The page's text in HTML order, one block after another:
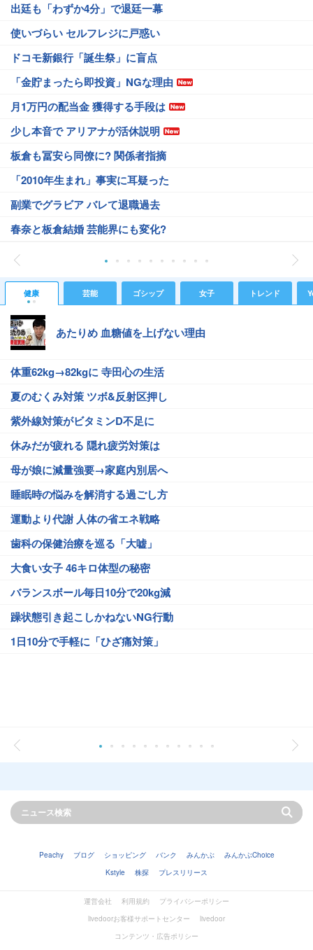
出廷も「わずか4分」で退廷一幕
使いづらい セルフレジに戸惑い
ドコモ新銀行「誕生祭」に盲点
「金貯まったら即投資」NGな理由
月1万円の配当金 獲得する手段は
少し本音で アリアナが活休説明
板倉も冨安ら同僚に? 関係者指摘
「2010年生まれ」事実に耳疑った
副業でグラビア バレて退職過去
春奈と板倉結婚 芸能界にも変化?
健康 芸能 ゴシップ 女子 トレンド
あたりめ 血糖値を上げない理由
体重62kg→82kgに 寺田心の生活
夏のむくみ対策 ツボ&反射区押し
紫外線対策がビタミンD不足に
休みだが疲れる 隠れ疲労対策は
母が娘に減量強要→家庭内別居へ
睡眠時の悩みを解消する過ごし方
運動より代謝 人体の省エネ戦略
歯科の保健治療を巡る「大嘘」
大食い女子 46キロ体型の秘密
バランスボール毎日10分で20kg減
躁状態引き起こしかねないNG行動
1日10分で手軽に「ひざ痛対策」
Peachy ブログ ショッピング バンク みんかぶ
みんかぶChoice
Kstyle
株探 プレスリリース
運営会社 利用規約
プライバシーポリシー
livedoorお客様サポートセンター
livedoor
コンテンツ・広告ポリシー